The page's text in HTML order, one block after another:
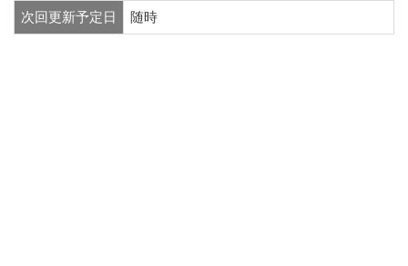
次回更新予定日 随時